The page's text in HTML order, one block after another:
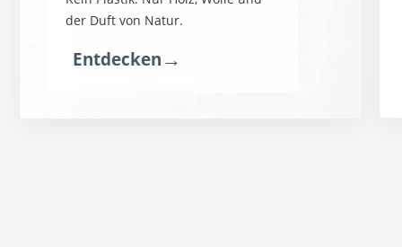
der Duft von Natur.
Entdecken→